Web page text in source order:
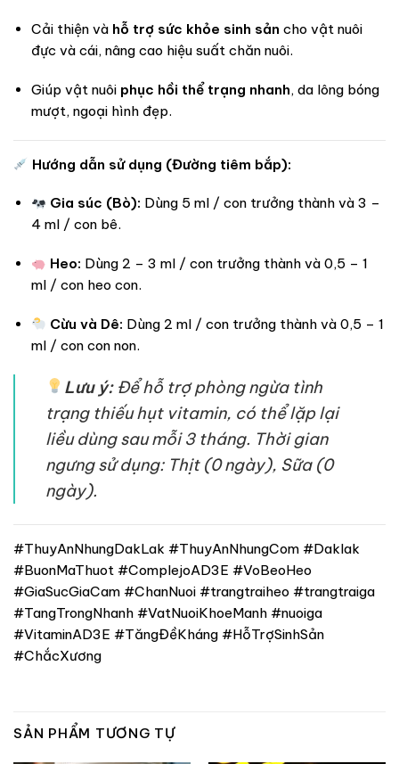
Cải thiện và hỗ trợ sức khỏe sinh sản cho vật nuôi
đực và cái, nâng cao hiệu suất chăn nuôi.
Giúp vật nuôi phục hồi thể trạng nhanh, da lông bóng
mượt, ngoại hình đẹp.
Hướng dẫn sử dụng (Đường tiêm bắp):
Gia súc (Bò): Dùng 5 ml / con trưởng thành và 3 –
4 ml / con bê.
Heo: Dùng 2 – 3 ml / con trưởng thành và 0,5 – 1
ml / con heo con.
Cừu và Dê: Dùng 2 ml / con trưởng thành và 0,5 – 1
ml / con con non.
Lưu ý:Để hỗ trợ phòng ngừa tình
trạng thiếu hụt vitamin, có thể lặp lại
liều dùng sau mỗi 3 tháng. Thời gian
ngưng sử dụng: Thịt (0 ngày), Sữa (0
ngày).
#ThuyAnNhungDakLak #ThuyAnNhungCom #Daklak
#BuonMaThuot #ComplejoAD3E #VoBeoHeo
#GiaSucGiaCam #ChanNuoi #trangtraiheo #trangtraiga
#TangTrongNhanh #VatNuoiKhoeManh #nuoiga
#VitaminAD3E #TăngĐềKháng #HỗTrợSinhSản
#ChắcXương
SẢN PHẨM TƯƠNG TỰ